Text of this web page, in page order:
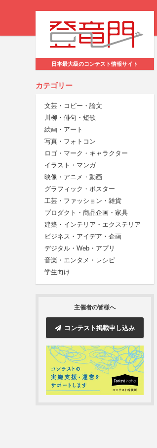
日本最大級のコンテスト情報サイト
カテゴリー
文芸・コピー・論文
川柳・俳句・短歌
絵画・アート
写真・フォトコン
ロゴ・マーク・キャラクター
イラスト・マンガ
映像・アニメ・動画
グラフィック・ポスター
工芸・ファッション・雑貨
プロダクト・商品企画・家具
建築・インテリア・エクステリア
ビジネス・アイデア・企画
デジタル・Web・アプリ
音楽・エンタメ・レシピ
学生向け
主催者の皆様へ
コンテスト掲載申し込み